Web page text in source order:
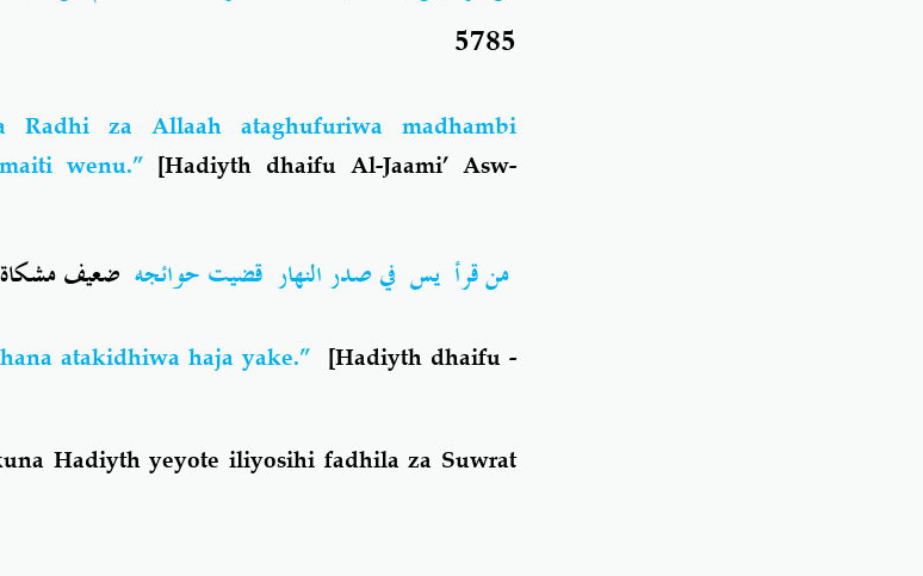
5785
Radhi za Allaah ataghufuriwa madhambi
wenu.” [Hadiyth dhaifu Al-Jaami’ Asw-
من قرأ يس في صدر النهار قضيت حوائجه ضعيف مشكاة
atakidhiwa haja yake.” [Hadiyth dhaifu -
Hadiyth yeyote iliyosihi fadhila za Suwrat